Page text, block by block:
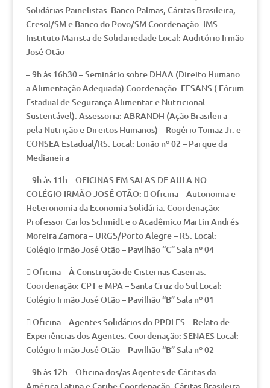
Solidárias Painelistas: Banco Palmas, Cáritas Brasileira,
Cresol/SM e Banco do Povo/SM Coordenação: IMS –
Instituto Marista de Solidariedade Local: Auditório Irmão
José Otão
– 9h às 16h30 – Seminário sobre DHAA (Direito Humano
a Alimentação Adequada) Coordenação: FESANS ( Fórum
Estadual de Segurança Alimentar e Nutricional
Sustentável). Assessoria: ABRANDH (Ação Brasileira
pela Nutrição e Direitos Humanos) – Rogério Tomaz Jr. e
CONSEA Estadual/RS. Local: Lonão nº 02 – Parque da
Medianeira
– 9h às 11h – OFICINAS EM SALAS DE AULA NO
COLÉGIO IRMÃO JOSÉ OTÃO:  Oficina – Autonomia e
Heteronomia da Economia Solidária. Coordenação:
Professor Carlos Schmidt e o Acadêmico Martin Andrés
Moreira Zamora – URGS/Porto Alegre – RS. Local:
Colégio Irmão José Otão – Pavilhão “C” Sala nº 04
 Oficina – À Construção de Cisternas Caseiras.
Coordenação: CPT e MPA – Santa Cruz do Sul Local:
Colégio Irmão José Otão – Pavilhão “B” Sala nº 01
 Oficina – Agentes Solidários do PPDLES – Relato de
Experiências dos Agentes. Coordenação: SENAES Local:
Colégio Irmão José Otão – Pavilhão “B” Sala nº 02
– 9h às 12h – Oficina dos/as Agentes de Cáritas da